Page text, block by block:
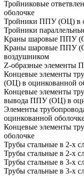
Тройниковые
оболочке
Тройники ППУ (ОЦ) в
Тройники
Краны шаровые ППУ
Краны шаровые ППУ
воздушником
Z-образные элементы
Концевые элементы
(ОЦ) в оцинкованной
Концевые элементы
вывода ППУ (ОЦ) в
Элементы
оцинкованной
Концевые элементы
оболочке
Трубы стальные в 2-х
Трубы стальные в 2-х
Трубы стальные в 3-х
Трубы стальные в 3-х